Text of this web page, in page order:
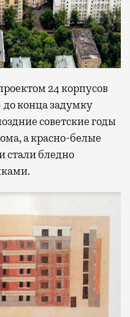
24 корпусов
конца задумку
советские годы
а красно-белые
стали бледно